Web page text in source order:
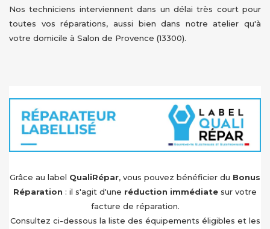
Nos techniciens interviennent dans un délai très court pour
toutes vos réparations, aussi bien dans notre atelier qu'à
votre domicile à Salon de Provence (13300).
Grâce au label QualiRépar, vous pouvez bénéficier du Bonus
Réparation : il s'agit d'une réduction immédiate sur votre
facture de réparation.
Consultez ci-dessous la liste des équipements éligibles et les